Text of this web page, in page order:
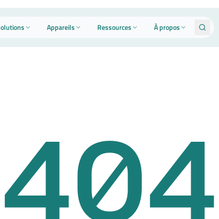
Appareils Ressources À propos
404